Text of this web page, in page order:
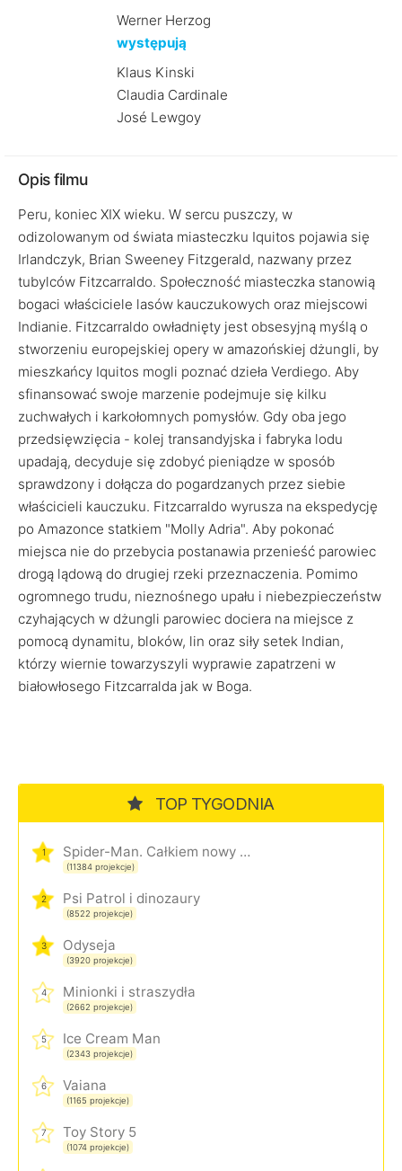
Werner Herzog
występują
Klaus Kinski
Claudia Cardinale
José Lewgoy
Opis filmu
Peru, koniec XIX wieku. W sercu puszczy, w
odizolowanym od świata miasteczku Iquitos pojawia się
Irlandczyk, Brian Sweeney Fitzgerald, nazwany przez
tubylców Fitzcarraldo. Społeczność miasteczka stanowią
bogaci właściciele lasów kauczukowych oraz miejscowi
Indianie. Fitzcarraldo owładnięty jest obsesyjną myślą o
stworzeniu europejskiej opery w amazońskiej dżungli, by
mieszkańcy Iquitos mogli poznać dzieła Verdiego. Aby
sfinansować swoje marzenie podejmuje się kilku
zuchwałych i karkołomnych pomysłów. Gdy oba jego
przedsięwzięcia - kolej transandyjska i fabryka lodu
upadają, decyduje się zdobyć pieniądze w sposób
sprawdzony i dołącza do pogardzanych przez siebie
właścicieli kauczuku. Fitzcarraldo wyrusza na ekspedycję
po Amazonce statkiem "Molly Adria". Aby pokonać
miejsca nie do przebycia postanawia przenieść parowiec
drogą lądową do drugiej rzeki przeznaczenia. Pomimo
ogromnego trudu, nieznośnego upału i niebezpieczeństw
czyhających w dżungli parowiec dociera na miejsce z
pomocą dynamitu, bloków, lin oraz siły setek Indian,
którzy wiernie towarzyszyli wyprawie zapatrzeni w
białowłosego Fitzcarralda jak w Boga.
TOP TYGODNIA
1 Spider-Man. Całkiem nowy dzień
(11384 projekcje)
2 Psi Patrol i dinozaury
(8522 projekcje)
3 Odyseja
(3920 projekcje)
4 Minionki i straszydła
(2662 projekcje)
5 Ice Cream Man
(2343 projekcje)
6 Vaiana
(1165 projekcje)
7 Toy Story 5
(1074 projekcje)